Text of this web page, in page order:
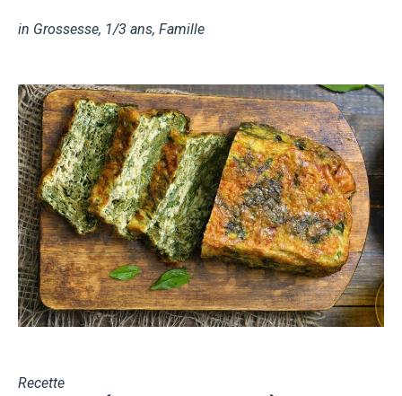
in Grossesse, 1/3 ans, Famille
Recette